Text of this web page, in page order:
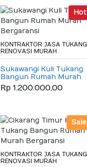
Hot
KONTRAKTOR JASA TUKANG
RENOVASI MURAH
Sukawangi Kuli Tukang
Bangun Rumah Murah
Bergaransi
Rp 1.200.000,00
Sale
KONTRAKTOR JASA TUKANG
RENOVASI MURAH